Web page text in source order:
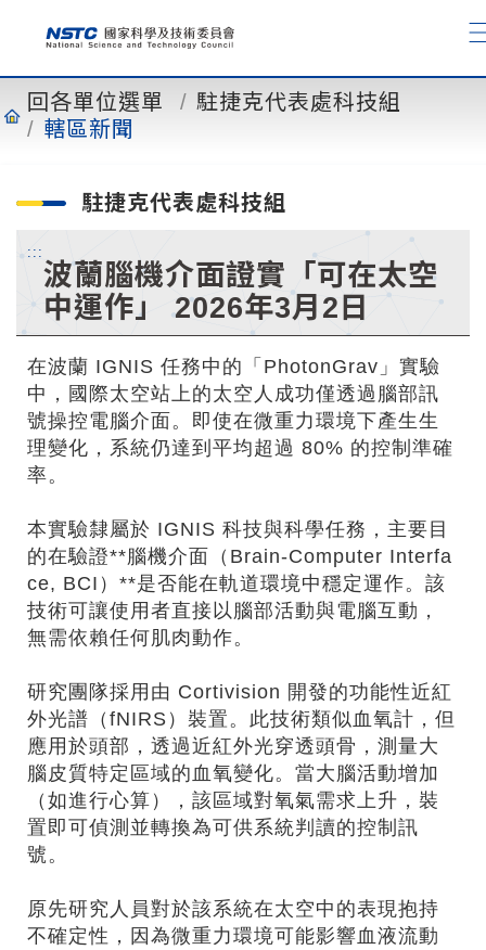
容 回各單位選單
駐捷克代表處科技組
轄區新聞
駐捷克代表處科技組
:::
波蘭腦機介面證實「可在太空
中運作」 2026年3月2日
在波蘭 IGNIS 任務中的「PhotonGrav」實驗
中，國際太空站上的太空人成功僅透過腦部訊
號操控電腦介面。即使在微重力環境下產生生
理變化，系統仍達到平均超過 80% 的控制準確
率。
本實驗隸屬於 IGNIS 科技與科學任務，主要目
的在驗證**腦機介面（Brain-Computer Interfa
ce, BCI）**是否能在軌道環境中穩定運作。該
技術可讓使用者直接以腦部活動與電腦互動，
無需依賴任何肌肉動作。
研究團隊採用由 Cortivision 開發的功能性近紅
外光譜（fNIRS）裝置。此技術類似血氧計，但
應用於頭部，透過近紅外光穿透頭骨，測量大
腦皮質特定區域的血氧變化。當大腦活動增加
（如進行心算），該區域對氧氣需求上升，裝
置即可偵測並轉換為可供系統判讀的控制訊
號。
原先研究人員對於該系統在太空中的表現抱持
不確定性，因為微重力環境可能影響血液流動